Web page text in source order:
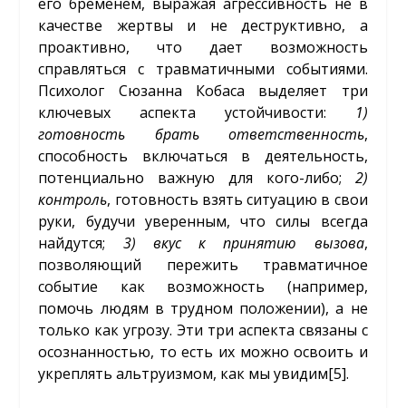
его бременем, выражая агрессивность не в
качестве жертвы и не деструктивно, а
проактивно, что дает возможность
справляться с травматичными событиями.
Психолог Сюзанна Кобаса выделяет три
ключевых аспекта устойчивости:
1)
готовность брать ответственность,
способность включаться в деятельность,
потенциально важную для кого-либо; 2)
контроль, готовность взять ситуацию в свои
руки, будучи уверенным, что силы всегда
найдутся; 3) вкус к принятию вызова,
позволяющий пережить травматичное
событие как возможность (например,
помочь людям в трудном положении), а не
только как угрозу. Эти три аспекта связаны с
осознанностью, то есть их можно освоить и
укреплять альтруизмом, как мы увидим[5].